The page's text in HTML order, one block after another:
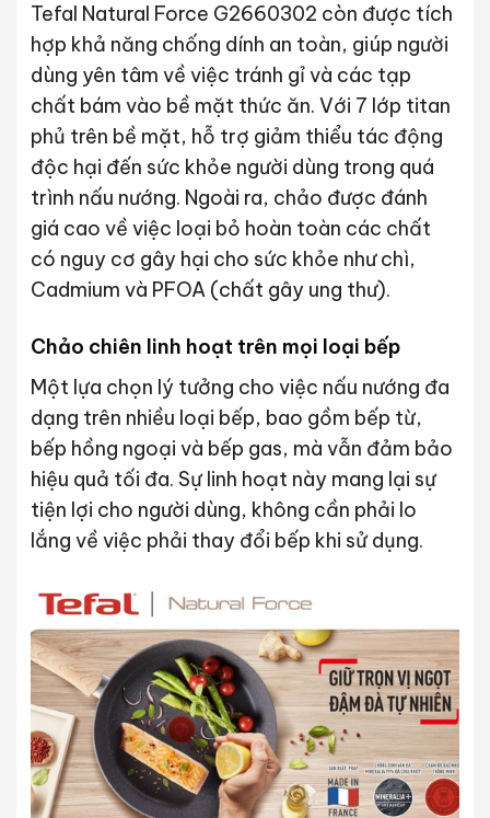
Tefal Natural Force G2660302 còn được tích
hợp khả năng chống dính an toàn, giúp người
dùng yên tâm về việc tránh gỉ và các tạp
chất bám vào bề mặt thức ăn. Với 7 lớp titan
phủ trên bề mặt, hỗ trợ giảm thiểu tác động
độc hại đến sức khỏe người dùng trong quá
trình nấu nướng. Ngoài ra, chảo được đánh
giá cao về việc loại bỏ hoàn toàn các chất
có nguy cơ gây hại cho sức khỏe như chì,
Cadmium và PFOA (chất gây ung thư).
Chảo chiên linh hoạt trên mọi loại bếp
Một lựa chọn lý tưởng cho việc nấu nướng đa
dạng trên nhiều loại bếp, bao gồm bếp từ,
bếp hồng ngoại và bếp gas, mà vẫn đảm bảo
hiệu quả tối đa. Sự linh hoạt này mang lại sự
tiện lợi cho người dùng, không cần phải lo
lắng về việc phải thay đổi bếp khi sử dụng.